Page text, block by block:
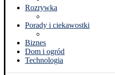
Rozrywka
Porady i ciekawostki
Biznes
Dom i ogród
Technologia